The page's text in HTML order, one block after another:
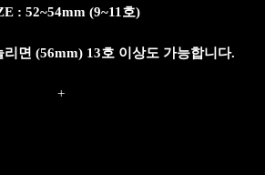
: 52~54mm (9~11호)
면 (56mm) 13호 이상도 가능합니다.
+